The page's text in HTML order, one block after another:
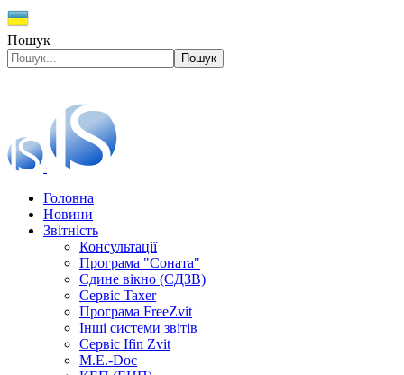
Пошук
Пошук
Головна
Новини
Звітність
Консультації
Програма "Соната"
Єдине вікно (ЄДЗВ)
Сервіс Taxer
Програма FreeZvit
Інші системи звітів
Сервіс Ifin Zvit
M.E.-Doc